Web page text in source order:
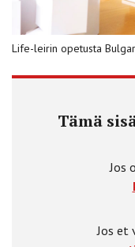
Life-leirin opetusta
Tämä
Jos
Jos et